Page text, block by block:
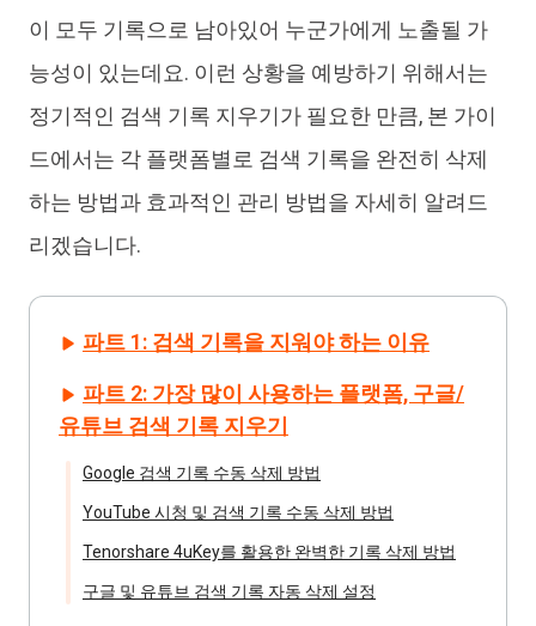
이 모두 기록으로 남아있어 누군가에게 노출될 가
능성이 있는데요. 이런 상황을 예방하기 위해서는
정기적인 검색 기록 지우기가 필요한 만큼, 본 가이
드에서는 각 플랫폼별로 검색 기록을 완전히 삭제
하는 방법과 효과적인 관리 방법을 자세히 알려드
리겠습니다.
파트 1: 검색 기록을 지워야 하는 이유
파트 2: 가장 많이 사용하는 플랫폼, 구글/
유튜브 검색 기록 지우기
Google 검색 기록 수동 삭제 방법
YouTube 시청 및 검색 기록 수동 삭제 방법
Tenorshare 4uKey를 활용한 완벽한 기록 삭제 방법
구글 및 유튜브 검색 기록 자동 삭제 설정